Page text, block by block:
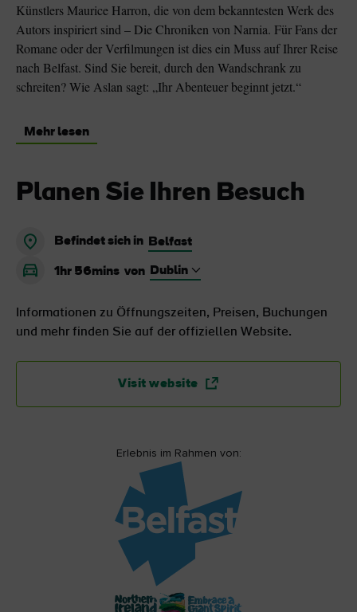
Künstlers Maurice Harron, die von dem bekanntesten Werk des
Autors inspiriert sind – Die Chroniken von Narnia. Für Fans der
Romane oder der Verfilmungen ist dies ein Muss auf Ihrer Reise
nach Belfast. Sind Sie bereit, durch den Wandschrank zu
schreiten? Wie Aslan sagt: „Ihr Abenteuer beginnt jetzt.“
Mehr lesen
Planen Sie Ihren Besuch
Befindet sich in Belfast
1hr 56mins von
Informationen zu Öffnungszeiten, Preisen, Buchungen
und mehr finden Sie auf der offiziellen Website.
Visit website
Erlebnis im Rahmen von: